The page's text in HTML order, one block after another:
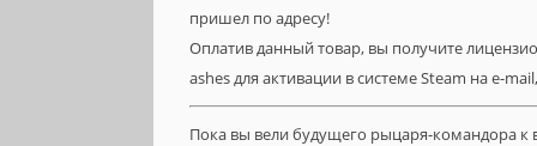
пришел по адресу!
Оплатив данный товар, вы получите
ashes для активации в системе Steam на e-
Пока вы вели будущего рыцаря-командора